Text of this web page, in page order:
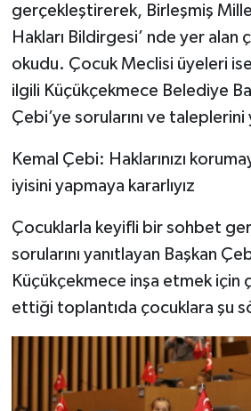
gerçekleştirerek, Birleşmiş
Hakları Bildirgesi’ nde yer alan
okudu. Çocuk Meclisi üyeleri
ilgili Küçükçekmece Belediye
Çebi’ye sorularını ve
Kemal Çebi: Haklarınızı
iyisini yapmaya kararlıyız
Çocuklarla keyifli bir sohbet
sorularını yanıtlayan Başkan
Küçükçekmece inşa etmek için
ettiği toplantıda çocuklara şu